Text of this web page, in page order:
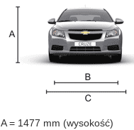
A = 1477 mm (wysokość)